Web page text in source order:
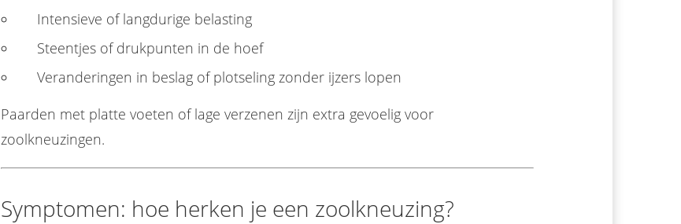
Intensieve of langdurige belasting
Steentjes of drukpunten in de hoef
Veranderingen in beslag of plotseling zonder ijzers lopen
Paarden met platte voeten of lage verzenen zijn extra gevoelig voor
zoolkneuzingen.
Symptomen: hoe herken je een zoolkneuzing?